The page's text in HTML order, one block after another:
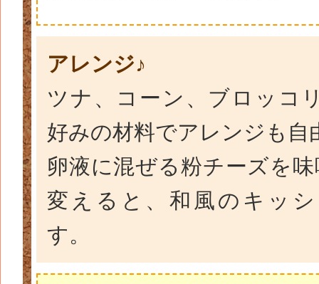
アレンジ♪
ツナ、コーン、ブロッコ
好みの材料でアレンジも自
卵液に混ぜる粉チーズを
変えると、和風のキッ
す。